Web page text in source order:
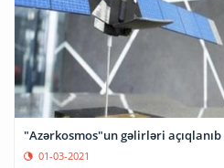
"Azərkosmos"un gəlirləri açıqlanıb
01-03-2021